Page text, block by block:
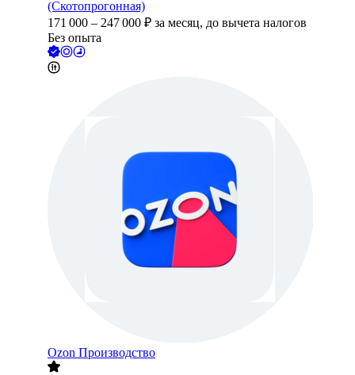
(Скотопрогонная)
171 000 – 247 000 ₽ за месяц, до вычета налогов
Без опыта
Ozon Производство